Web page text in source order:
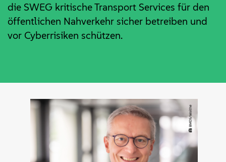
die SWEG kritische Transport Services für den
öffentlichen Nahverkehr sicher betreiben und
vor Cyberrisiken schützen.